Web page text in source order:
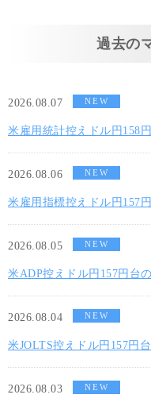
過去の
2026.08.07 NEW
米雇用統計控えドル円158
2026.08.06 NEW
米雇用指標控えドル円157
2026.08.05 NEW
米ADP控えドル円157円台
2026.08.04 NEW
米JOLTS控えドル円157円
2026.08.03 NEW